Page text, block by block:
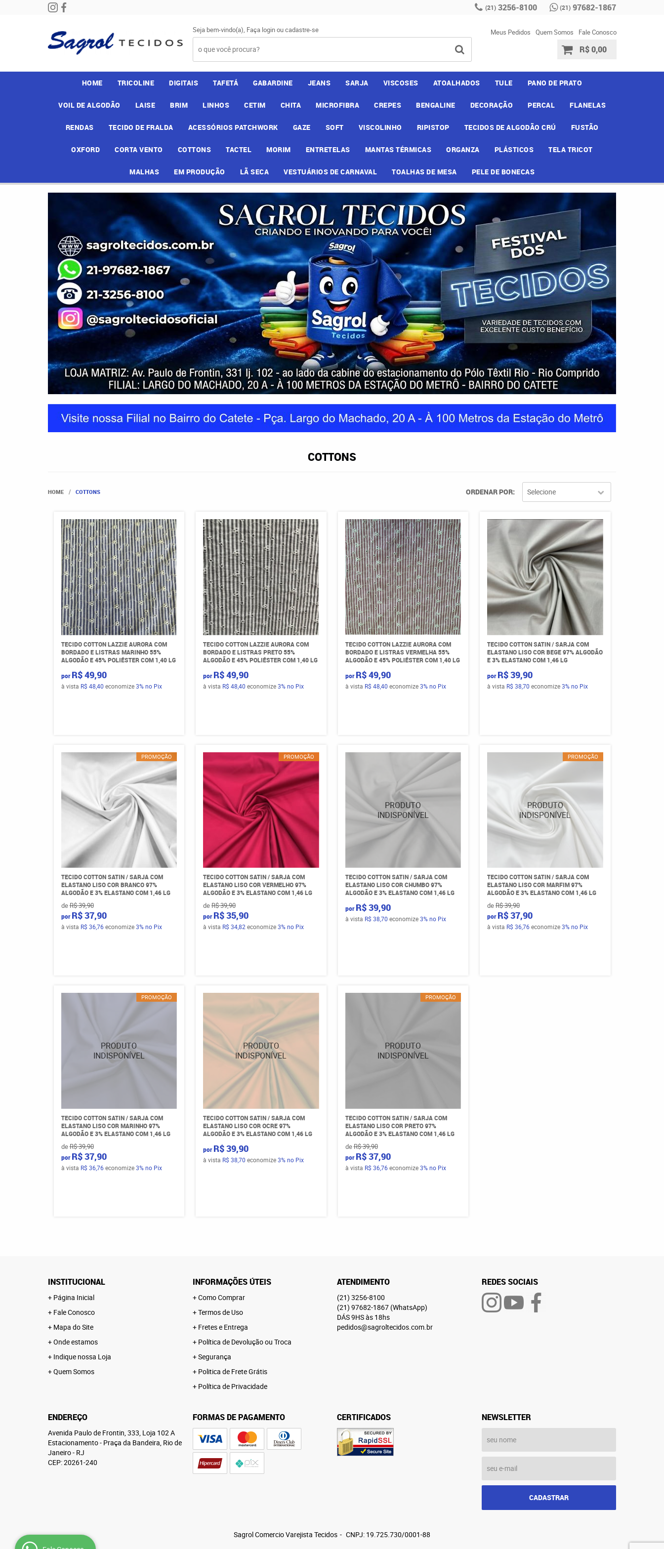
(21) 3256-8100 (21) 97682-1867
Seja bem-vindo(a), Faça loginoucadastre-se Meus Pedidos Quem Somos Fale Conosco
R$ 0,00
HOME TRICOLINE DIGITAIS TAFETÁ GABARDINE JEANS SARJA VISCOSES ATOALHADOS TULE PANO DE PRATO
VOIL DE ALGODÃO LAISE BRIM LINHOS CETIM CHITA MICROFIBRA CREPES BENGALINE DECORAÇÃO PERCAL FLANELAS
RENDAS TECIDO DE FRALDA ACESSÓRIOS PATCHWORK GAZE SOFT VISCOLINHO RIPISTOP TECIDOS DE ALGODÃO CRÚ FUSTÃO
OXFORD CORTA VENTO COTTONS TACTEL MORIM ENTRETELAS MANTAS TÉRMICAS ORGANZA PLÁSTICOS TELA TRICOT
MALHAS EM PRODUÇÃO LÃ SECA VESTUÁRIOS DE CARNAVAL TOALHAS DE MESA PELE DE BONECAS
COTTONS
HOME COTTONS ORDENAR POR Selecione
TECIDO COTTON LAZZIE AURORA COM
BORDADO E LISTRAS MARINHO 55%
ALGODÃO E 45% POLIÉSTER COM 1,40 LG
por R$ 49,90
à vista R$ 48,40 economize3% no Pix
TECIDO COTTON LAZZIE AURORA COM
BORDADO E LISTRAS PRETO 55%
ALGODÃO E 45% POLIÉSTER COM 1,40 LG
por R$ 49,90
à vista R$ 48,40 economize3%no Pix
TECIDO COTTON LAZZIE AURORA COM
BORDADO E LISTRAS VERMELHA 55%
ALGODÃO E 45% POLIÉSTER COM 1,40 LG
por R$ 49,90
à vista R$ 48,40 economize3% no Pix
TECIDO COTTON SATIN / SARJA COM
ELASTANO LISO COR BEGE 97% ALGODÃO
E 3% ELASTANO COM 1,46 LG
por R$ 39,90
à vista R$ 38,70 economize3%no Pix
PROMOÇÃO
TECIDO COTTON SATIN / SARJA COM
ELASTANO LISO COR BRANCO 97%
ALGODÃO E 3% ELASTANO COM 1,46 LG
deR$ 39,90
por R$ 37,90
à vista R$ 36,76 economize3% no Pix
PROMOÇÃO
TECIDO COTTON SATIN / SARJA COM
ELASTANO LISO COR VERMELHO 97%
ALGODÃO E 3% ELASTANO COM 1,46 LG
deR$ 39,90
por R$ 35,90
à vista R$ 34,82 economize3%no Pix
TECIDO COTTON SATIN / SARJA COM
ELASTANO LISO COR CHUMBO 97%
ALGODÃO E 3% ELASTANO COM 1,46 LG
por R$ 39,90
à vista R$ 38,70 economize3% no Pix
PROMOÇÃO
TECIDO COTTON SATIN / SARJA COM
ELASTANO LISO COR MARFIM 97%
ALGODÃO E 3% ELASTANO COM 1,46 LG
deR$ 39,90
por R$ 37,90
à vista R$ 36,76 economize3%no Pix
PROMOÇÃO
TECIDO COTTON SATIN / SARJA COM
ELASTANO LISO COR MARINHO 97%
ALGODÃO E 3% ELASTANO COM 1,46 LG
deR$ 39,90
por R$ 37,90
à vista R$ 36,76 economize3% no Pix
TECIDO COTTON SATIN / SARJA COM
ELASTANO LISO COR OCRE 97%
ALGODÃO E 3% ELASTANO COM 1,46 LG
por R$ 39,90
à vista R$ 38,70 economize3%no Pix
PROMOÇÃO
TECIDO COTTON SATIN / SARJA COM
ELASTANO LISO COR PRETO 97%
ALGODÃO E 3% ELASTANO COM 1,46 LG
deR$ 39,90
por R$ 37,90
à vista R$ 36,76 economize3% no Pix
INSTITUCIONAL
Página Inicial
Fale Conosco
Mapa do Site
Onde estamos
Indique nossa Loja
Quem Somos
INFORMAÇÕES ÚTEIS
Como Comprar
Termos de Uso
Fretes e Entrega
Política de Devolução ou Troca
Segurança
Politica de Frete Grátis
Política de Privacidade
ATENDIMENTO
(21) 3256-8100
(21) 97682-1867 (WhatsApp)
DÁS 9HS às 18hs
pedidos@sagroltecidos.com.br
REDES SOCIAIS
ENDEREÇO
Avenida Paulo de Frontin, 333, Loja 102 A
Estacionamento- Praça da Bandeira, Rio de
Janeiro- RJ
CEP: 20261-240
FORMAS DE PAGAMENTO CERTIFICADOS NEWSLETTER
CADASTRAR
Sagrol Comercio Varejista Tecidos
CNPJ: 19.725.730/0001-88